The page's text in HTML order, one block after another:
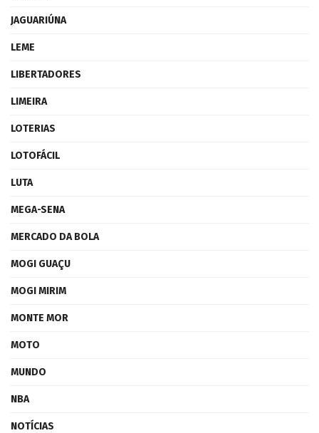
JAGUARIÚNA
LEME
LIBERTADORES
LIMEIRA
LOTERIAS
LOTOFÁCIL
LUTA
MEGA-SENA
MERCADO DA BOLA
MOGI GUAÇU
MOGI MIRIM
MONTE MOR
MOTO
MUNDO
NBA
NOTÍCIAS